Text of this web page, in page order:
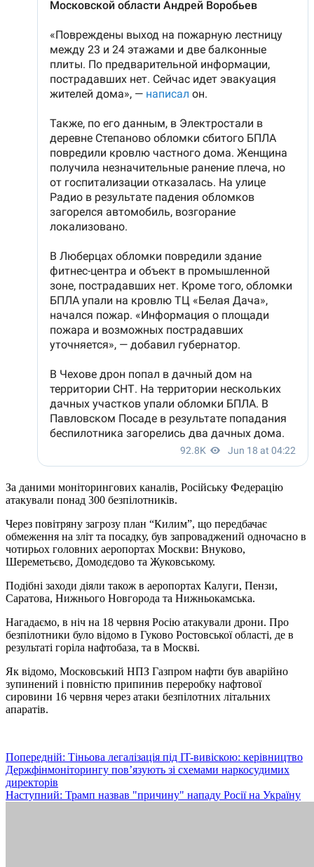
За даними моніторингових каналів, Російську Федерацію
атакували понад 300 безпілотників.
Через повітряну загрозу план “Килим”, що передбачає
обмеження на зліт та посадку, був запроваджений одночасно в
чотирьох головних аеропортах Москви: Внуково,
Шереметьєво, Домодєдово та Жуковському.
Подібні заходи діяли також в аеропортах Калуги, Пензи,
Саратова, Нижнього Новгорода та Нижньокамська.
Нагадаємо, в ніч на 18 червня Росію атакували дрони. Про
безпілотники було відомо в Гуково Ростовської області, де в
результаті горіла нафтобаза, та в Москві.
Як відомо, Московський НПЗ Газпром нафти був аварійно
зупинений і повністю припинив переробку нафтової
сировини 16 червня через ‌атаки безпілотних літальних
апаратів.
Навігація
записів
Попередній: Тіньова легалізація під IT-вивіскою: керівництво
Держфінмоніторингу пов’язують зі схемами наркосудимих
директорів
Наступний: Трамп назвав "причину" нападу Росії на Україну